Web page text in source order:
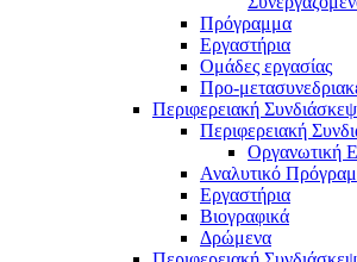
Πρόγραμμα
Εργαστήρια
Ομάδες εργασίας
Προ-
Περιφερειακή
Περιφερειακή
Οργανωτική
Αναλυτικό
Εργαστήρια
Βιογραφικά
Δρώμενα